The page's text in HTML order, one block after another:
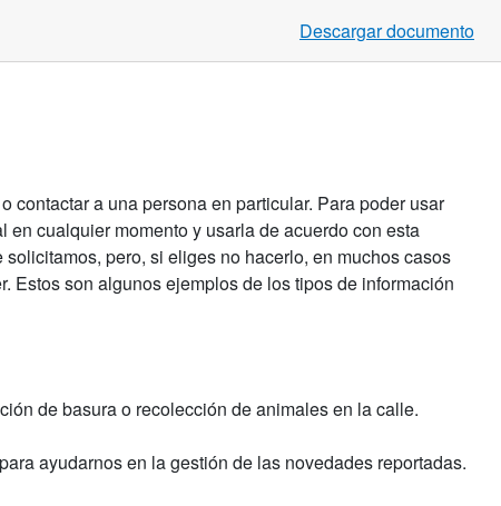
Descargar documento
a una persona en particular. Para poder usar
cualquier momento y usarla de acuerdo con esta
pero, si eliges no hacerlo, en muchos casos
Estos son algunos ejemplos de los tipos de información
de basura o recolección de animales en la calle.
ayudarnos en la gestión de las novedades reportadas.